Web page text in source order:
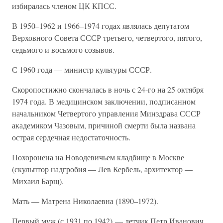
избиралась членом ЦК КПСС.
В 1950–1962 и 1966–1974 годах являлась депутатом
Верховного Совета СССР третьего, четвертого, пятого,
седьмого и восьмого созывов.
С 1960 года — министр культуры СССР.
Скоропостижно скончалась в ночь с 24-го на 25 октября
1974 года. В медицинском заключении, подписанном
начальником Четвертого управления Минздрава СССР
академиком Чазовым, причиной смерти была названа
острая сердечная недостаточность.
Похоронена на Новодевичьем кладбище в Москве
(скульптор надгробия — Лев Кербель, архитектор —
Михаил Барщ).
Мать — Матрена Николаевна (1890–1972).
Первый муж (с 1931 по 1942) — летчик Петр Иванович